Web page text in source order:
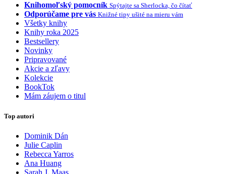
Knihomoľský pomocník Spýtajte sa Sherlocka, čo čítať
Odporúčame pre vás Knižné tipy ušité na mieru vám
Všetky knihy
Knihy roka 2025
Bestsellery
Novinky
Pripravované
Akcie a zľavy
Kolekcie
BookTok
Mám záujem o titul
Top autori
Dominik Dán
Julie Caplin
Rebecca Yarros
Ana Huang
Sarah J. Maas